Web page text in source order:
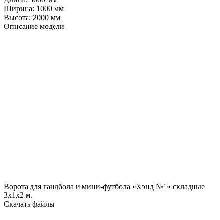
Ширина: 1000 мм
Высота: 2000 мм
Описание модели
Ворота для гандбола и мини-футбола «Хэнд №1» складные
3х1х2 м.
Скачать файлы